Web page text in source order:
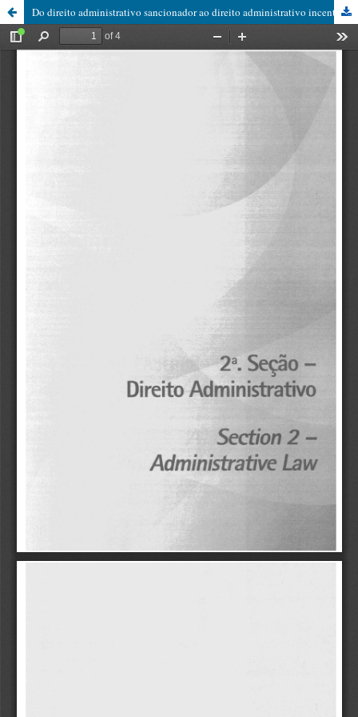
Do direito administrativo sancionador ao direito administrativo incentivador: A evolução necessária das contratações públicas brasileiras em diálogo com a experiência italiana